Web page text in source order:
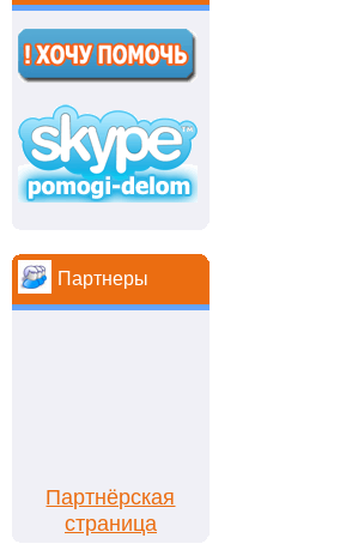
Партнеры
Партнёрская
страница